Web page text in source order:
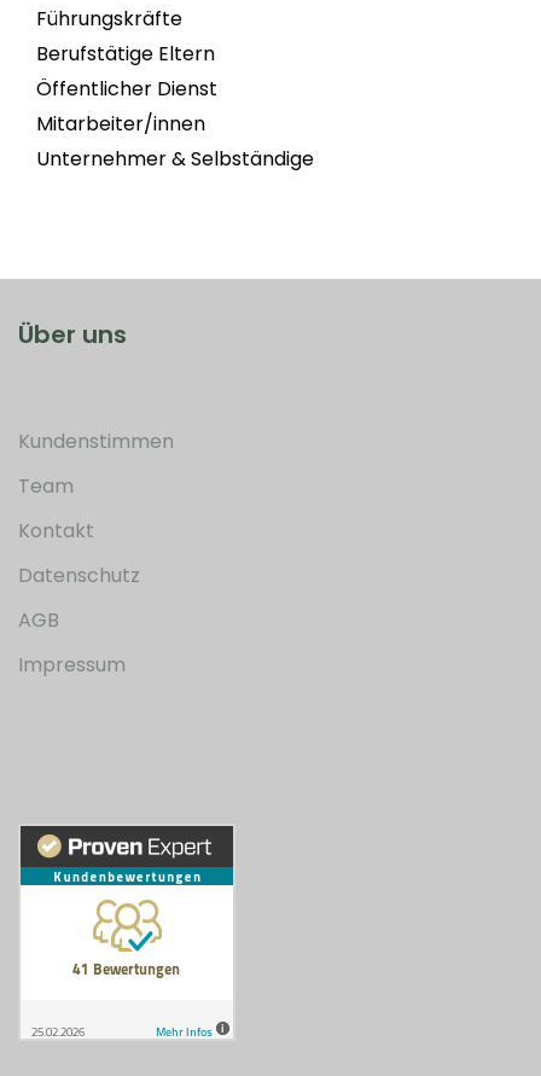
Führungskräfte
Berufstätige Eltern
Öffentlicher Dienst
Mitarbeiter/innen
Unternehmer & Selbständige
Über uns
Kundenstimmen
Team
Kontakt
Datenschutz
AGB
Impressum